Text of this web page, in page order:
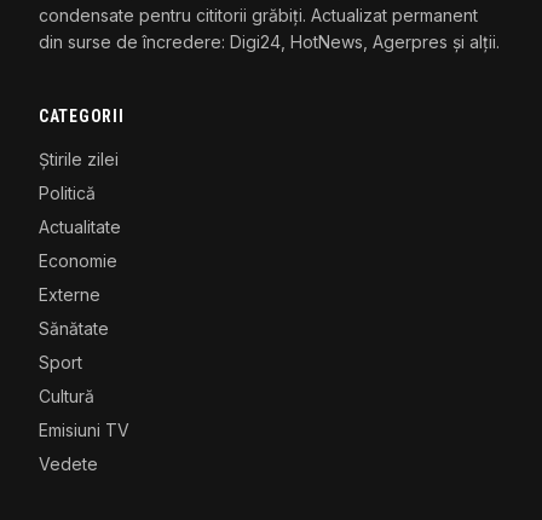
condensate pentru cititorii grăbiți. Actualizat permanent
din surse de încredere: Digi24, HotNews, Agerpres și alții.
CATEGORII
Știrile zilei
Politică
Actualitate
Economie
Externe
Sănătate
Sport
Cultură
Emisiuni TV
Vedete